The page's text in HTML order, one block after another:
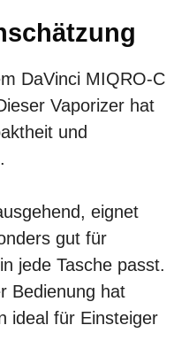
DaVinci MIQRO-C
Vaporizer hat
und
eignet
gut für
jede Tasche passt.
Bedienung hat
ideal für Einsteiger